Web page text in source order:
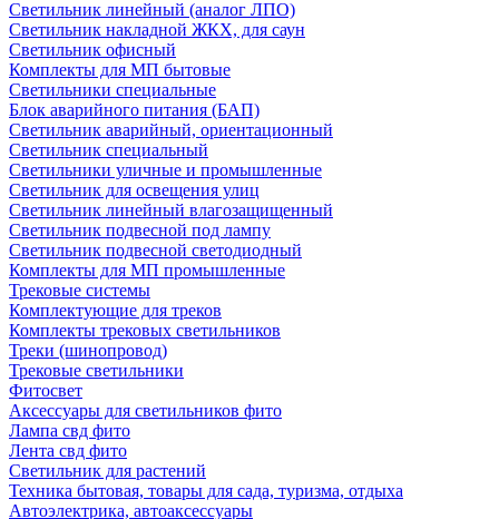
Светильник линейный (аналог ЛПО)
Светильник накладной ЖКХ, для саун
Светильник офисный
Комплекты для МП бытовые
Светильники специальные
Блок аварийного питания (БАП)
Светильник аварийный, ориентационный
Светильник специальный
Светильники уличные и промышленные
Светильник для освещения улиц
Светильник линейный влагозащищенный
Светильник подвесной под лампу
Светильник подвесной светодиодный
Комплекты для МП промышленные
Трековые системы
Комплектующие для треков
Комплекты трековых светильников
Треки (шинопровод)
Трековые светильники
Фитосвет
Аксессуары для светильников фито
Лампа свд фито
Лента свд фито
Светильник для растений
Техника бытовая, товары для сада, туризма, отдыха
Автоэлектрика, автоаксессуары